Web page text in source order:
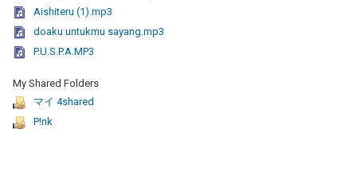
Aishiteru (1).mp3
doaku untukmu sayang.mp3
P.U.S.P.A.MP3
My Shared Folders
マイ 4shared
P!nk